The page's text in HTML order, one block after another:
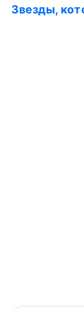
Звезды,